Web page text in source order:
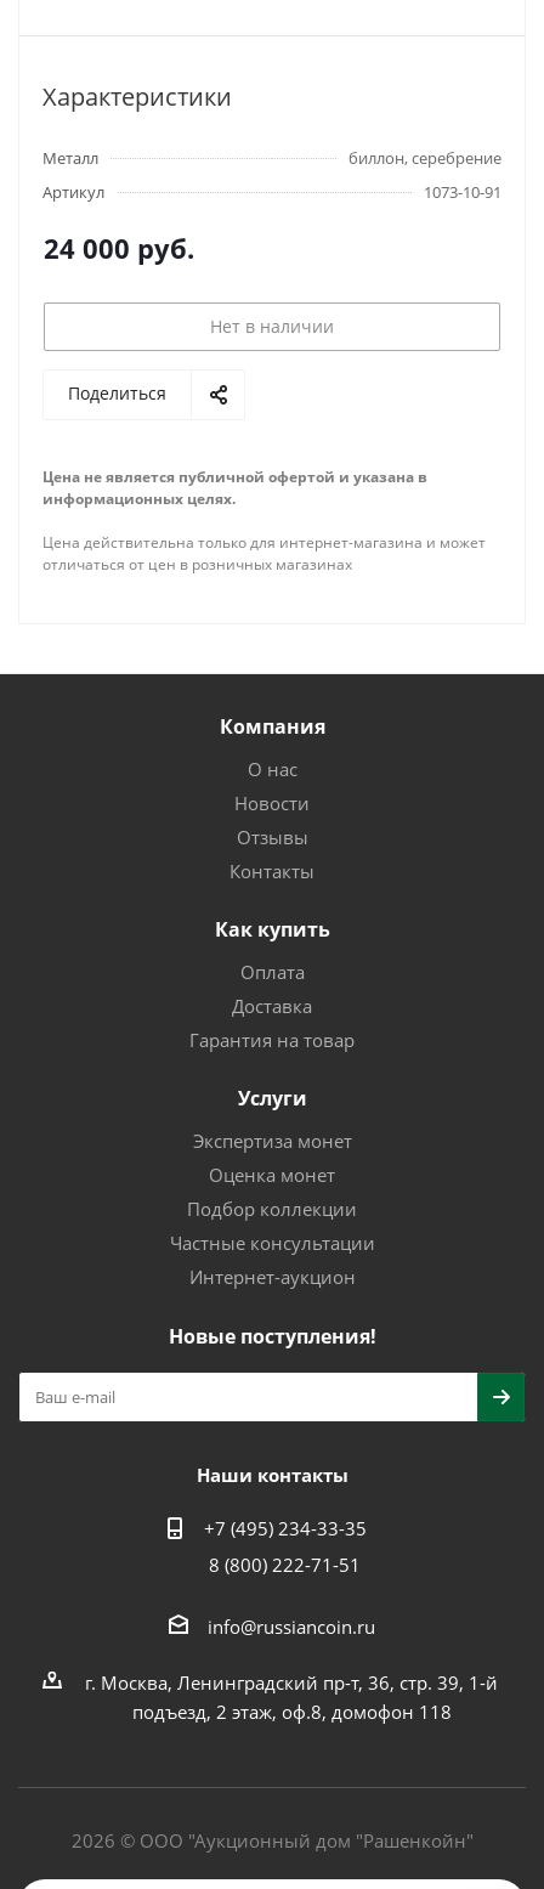
Характеристики
Металл
биллон, серебрение
Артикул
1073-10-91
24 000 руб.
Нет в наличии
Поделиться
Цена не является публичной офертой и указана в
информационных целях.
Цена действительна только для интернет-магазина и может
отличаться от цен в розничных магазинах
Компания
О нас
Новости
Отзывы
Контакты
Как купить
Оплата
Доставка
Гарантия на товар
Услуги
Экспертиза монет
Оценка монет
Подбор коллекции
Частные консультации
Интернет-аукцион
Новые поступления!
Наши контакты
+7 (495) 234-33-35
8 (800) 222-71-51
info@russiancoin.ru
г. Москва, Ленинградский пр-т, 36, стр. 39, 1-й
подъезд, 2 этаж, оф.8, домофон 118
2026 © ООО "Аукционный дом "Рашенкойн"